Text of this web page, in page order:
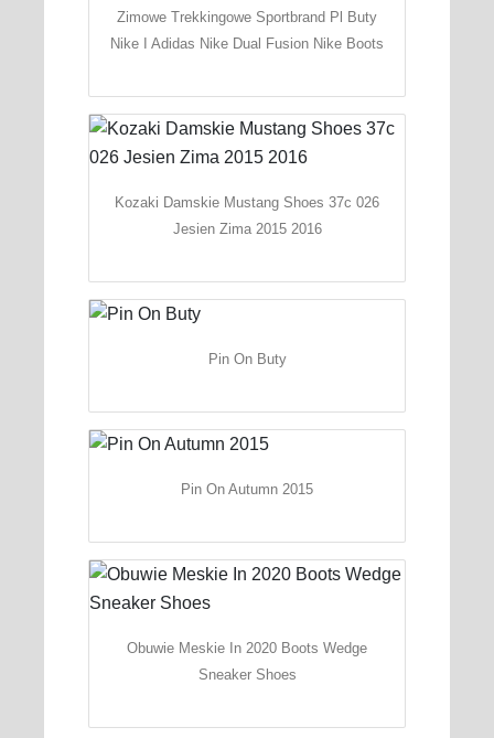
Zimowe Trekkingowe Sportbrand Pl Buty
Nike I Adidas Nike Dual Fusion Nike Boots
Kozaki Damskie Mustang Shoes 37c 026
Jesien Zima 2015 2016
Pin On Buty
Pin On Autumn 2015
Obuwie Meskie In 2020 Boots Wedge
Sneaker Shoes